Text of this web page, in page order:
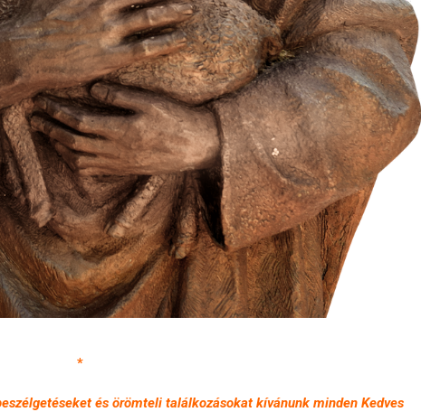
*
és örömteli találkozásokat kívánunk minden Kedves